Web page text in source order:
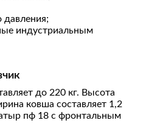
давления;
индустриальным
до 220 кг. Высота
ковша составляет 1,2
пф 18 с фронтальным